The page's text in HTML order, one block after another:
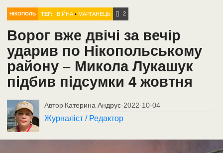
НІКОПОЛЬ ТЕГ: ВІЙНА •МАРГАНЕЦЬ 2
Ворог вже двічі за вечір
ударив по Нікопольському
району – Микола Лукашук
підбив підсумки 4 жовтня
Автор Катерина Андрус-2022-10-04
Журналіст / Редактор